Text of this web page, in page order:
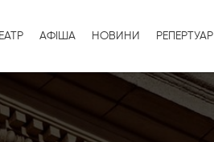
АФІША НОВИНИ РЕПЕРТУАР